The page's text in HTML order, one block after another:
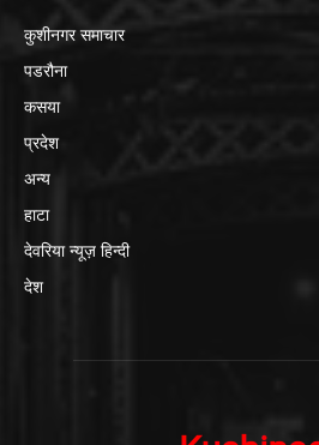
कुशीनगर समाचार
पडरौना
कसया
प्रदेश
अन्य
हाटा
देवरिया न्यूज़ हिन्दी
देश